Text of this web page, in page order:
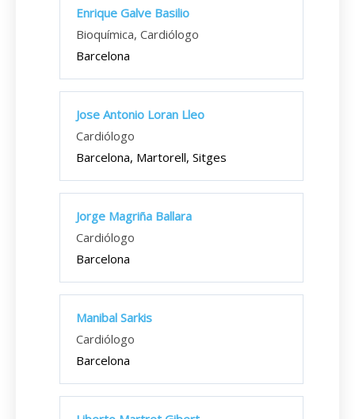
Enrique Galve Basilio
Bioquímica, Cardiólogo
Barcelona
Jose Antonio Loran Lleo
Cardiólogo
Barcelona, Martorell, Sitges
Jorge Magriña Ballara
Cardiólogo
Barcelona
Manibal Sarkis
Cardiólogo
Barcelona